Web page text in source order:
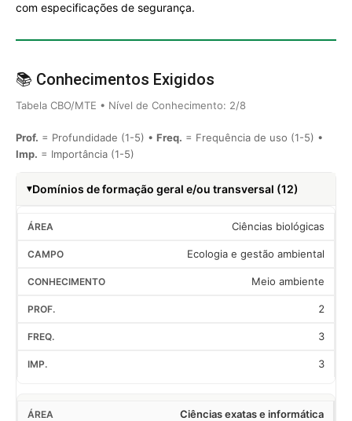
com especificações de segurança.
📚 Conhecimentos Exigidos
Tabela CBO/MTE • Nível de Conhecimento: 2/8
Prof. = Profundidade (1-5) • Freq. = Frequência de uso (1-5) •
Imp. = Importância (1-5)
Domínios de formação geral e/ou transversal (12)
Ciências biológicas
Ecologia e gestão ambiental
Meio ambiente
2
3
3
Ciências exatas e informática